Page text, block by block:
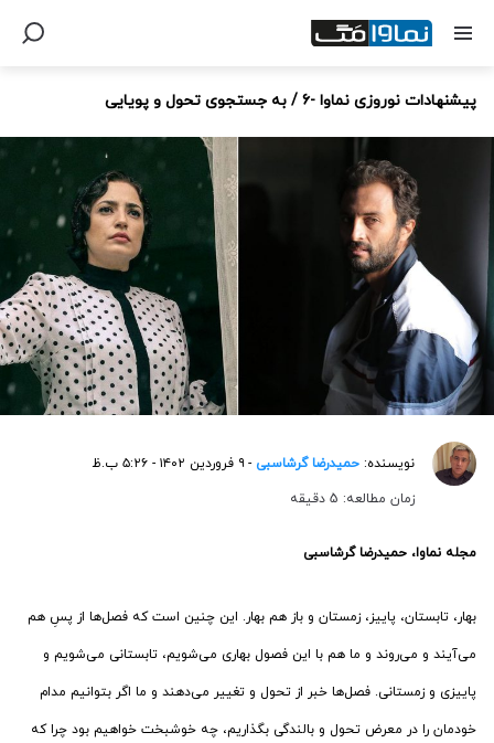
پیشنهادات نوروزی نماوا -۶ / به جستجوی تحول و پویایی
نویسنده: حمیدرضا گرشاسبی - ۹ فروردین ۱۴۰۲ - ۵:۲۶ ب.ظ
زمان مطالعه: 5 دقیقه
مجله نماوا، حمیدرضا گرشاسبی
بهار، تابستان، پاییز، زمستان و باز هم بهار. این چنین است که فصل‌ها از پسِ هم
می‌آیند و می‌روند و ما هم با این فصول بهاری می‌شویم، تابستانی می‌شویم و
پاییزی و زمستانی. فصل‌ها خبر از تحول و تغییر می‌دهند و ما اگر بتوانیم مدام
خودمان را در معرض تحول و بالندگی بگذاریم، چه خوشبخت خواهیم بود چرا که